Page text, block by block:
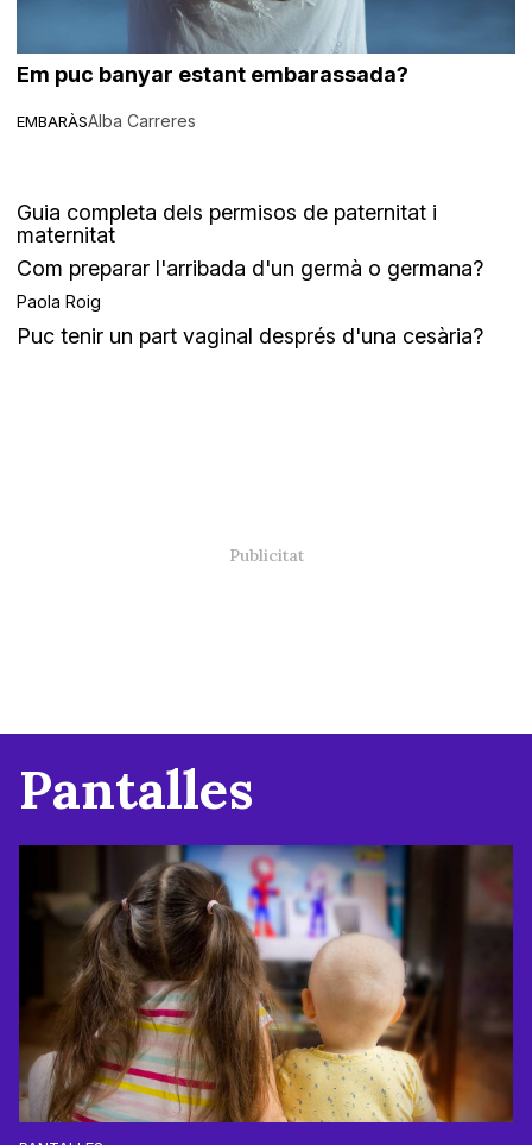
EMBARÀS
Em puc banyar estant embarassada?
Alba Carreres
Guia completa dels permisos de paternitat i
maternitat
Com preparar l'arribada d'un germà o germana?
Paola Roig
Puc tenir un part vaginal després d'una cesària?
Pantalles